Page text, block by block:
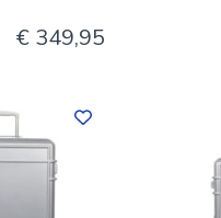
€ 349,95